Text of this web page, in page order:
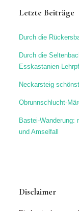
Letzte Beiträge
Durch die
Durch die
Esskastanien-
Neckarsteig
Obrunnschlucht-
Bastei-
und Amselfall
Disclaimer